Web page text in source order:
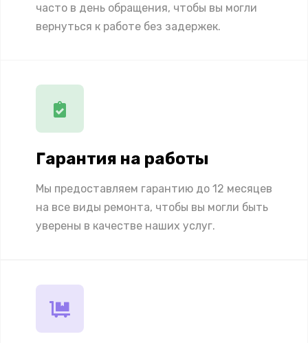
часто в день обращения, чтобы вы могли
вернуться к работе без задержек.
Гарантия на работы
Мы предоставляем гарантию до 12 месяцев
на все виды ремонта, чтобы вы могли быть
уверены в качестве наших услуг.